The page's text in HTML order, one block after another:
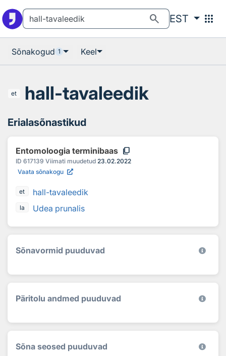
search EST apps
Sõnakogud 1 Keel
et hall-tavaleedik
Erialasõnastikud
Entomoloogia terminibaas content_copy
ID 617139 Viimati muudetud 23.02.2022
Vaata sõnakogu
et hall-tavaleedik
la Udea prunalis
Sõnavormid puuduvad
Päritolu andmed puuduvad
Sõna seosed puuduvad